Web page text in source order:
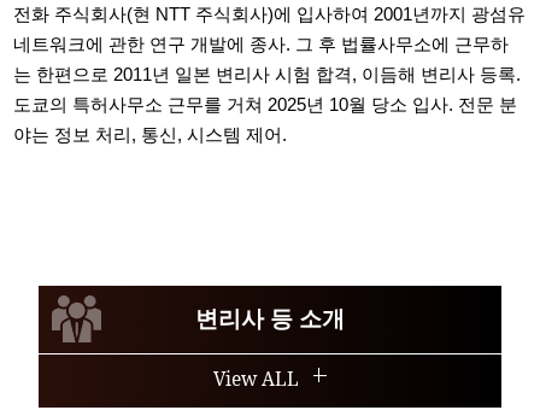
전화 주식회사(현 NTT 주식회사)에 입사하여 2001년까지 광섬유
네트워크에 관한 연구 개발에 종사. 그 후 법률사무소에 근무하
는 한편으로 2011년 일본 변리사 시험 합격, 이듬해 변리사 등록.
도쿄의 특허사무소 근무를 거쳐 2025년 10월 당소 입사. 전문 분
야는 정보 처리, 통신, 시스템 제어.
변리사 등 소개
View ALL